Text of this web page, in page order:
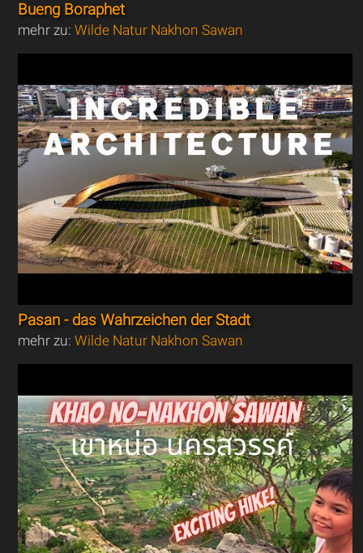
Bueng Boraphet
mehr zu:Wilde Natur Nakhon Sawan
Pasan - das Wahrzeichen der Stadt
mehr zu:Wilde Natur Nakhon Sawan